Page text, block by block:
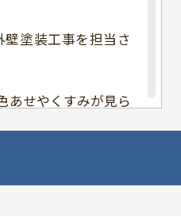
塗装工事を担当さ
あせやくすみが見ら
変化が感じられる
明るさと清潔感のあ